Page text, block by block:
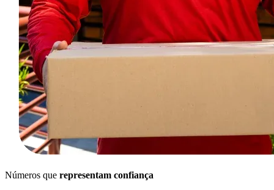
Números que representam confiança